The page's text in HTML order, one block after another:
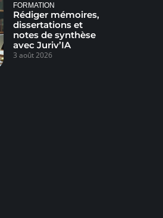
FORMATION
Rédiger mémoires,
dissertations et
notes de synthèse
avec Juriv’IA
3 août 2026